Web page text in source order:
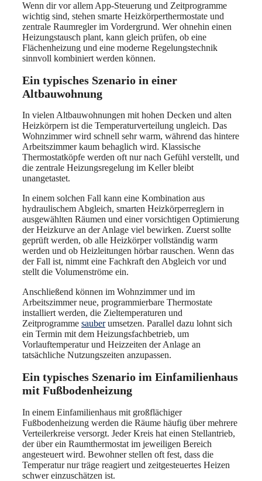
Wenn dir vor allem App-Steuerung und Zeitprogramme
wichtig sind, stehen smarte Heizkörperthermostate und
zentrale Raumregler im Vordergrund. Wer ohnehin einen
Heizungstausch plant, kann gleich prüfen, ob eine
Flächenheizung und eine moderne Regelungstechnik
sinnvoll kombiniert werden können.
Ein typisches Szenario in einer
Altbauwohnung
In vielen Altbauwohnungen mit hohen Decken und alten
Heizkörpern ist die Temperaturverteilung ungleich. Das
Wohnzimmer wird schnell sehr warm, während das hintere
Arbeitszimmer kaum behaglich wird. Klassische
Thermostatköpfe werden oft nur nach Gefühl verstellt, und
die zentrale Heizungsregelung im Keller bleibt
unangetastet.
In einem solchen Fall kann eine Kombination aus
hydraulischem Abgleich, smarten Heizkörperreglern in
ausgewählten Räumen und einer vorsichtigen Optimierung
der Heizkurve an der Anlage viel bewirken. Zuerst sollte
geprüft werden, ob alle Heizkörper vollständig warm
werden und ob Heizleitungen hörbar rauschen. Wenn das
der Fall ist, nimmt eine Fachkraft den Abgleich vor und
stellt die Volumenströme ein.
Anschließend können im Wohnzimmer und im
Arbeitszimmer neue, programmierbare Thermostate
installiert werden, die Zieltemperaturen und
Zeitprogramme sauberumsetzen. Parallel dazu lohnt sich
ein Termin mit dem Heizungsfachbetrieb, um
Vorlauftemperatur und Heizzeiten der Anlage an
tatsächliche Nutzungszeiten anzupassen.
Ein typisches Szenario im Einfamilienhaus
mit Fußbodenheizung
In einem Einfamilienhaus mit großflächiger
Fußbodenheizung werden die Räume häufig über mehrere
Verteilerkreise versorgt. Jeder Kreis hat einen Stellantrieb,
der über ein Raumthermostat im jeweiligen Bereich
angesteuert wird. Bewohner stellen oft fest, dass die
Temperatur nur träge reagiert und zeitgesteuertes Heizen
schwer einzuschätzen ist.